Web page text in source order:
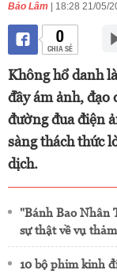
Bảo Lâm | 18:28 21/05/
0
CHIA SẺ
Không hổ danh
đầy ám ảnh,
đường đua điện
sàng thách thức
dịch.
"Bánh Bao Nhân
sự thật về vụ
10 bộ phim kinh